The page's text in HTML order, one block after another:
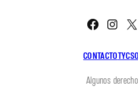
CONTACTOTYC
Algunos